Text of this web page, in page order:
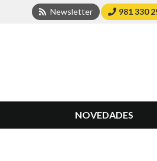
Newsletter 981 330
NOVEDADES